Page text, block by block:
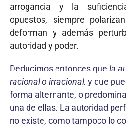
arrogancia y la
opuestos, siempre
deforman y además
autoridad y poder.
Deducimos entonces que la
racional o irra­cional, y que
forma alternante, o
una de ellas. La autoridad
no existe, como tampoco lo